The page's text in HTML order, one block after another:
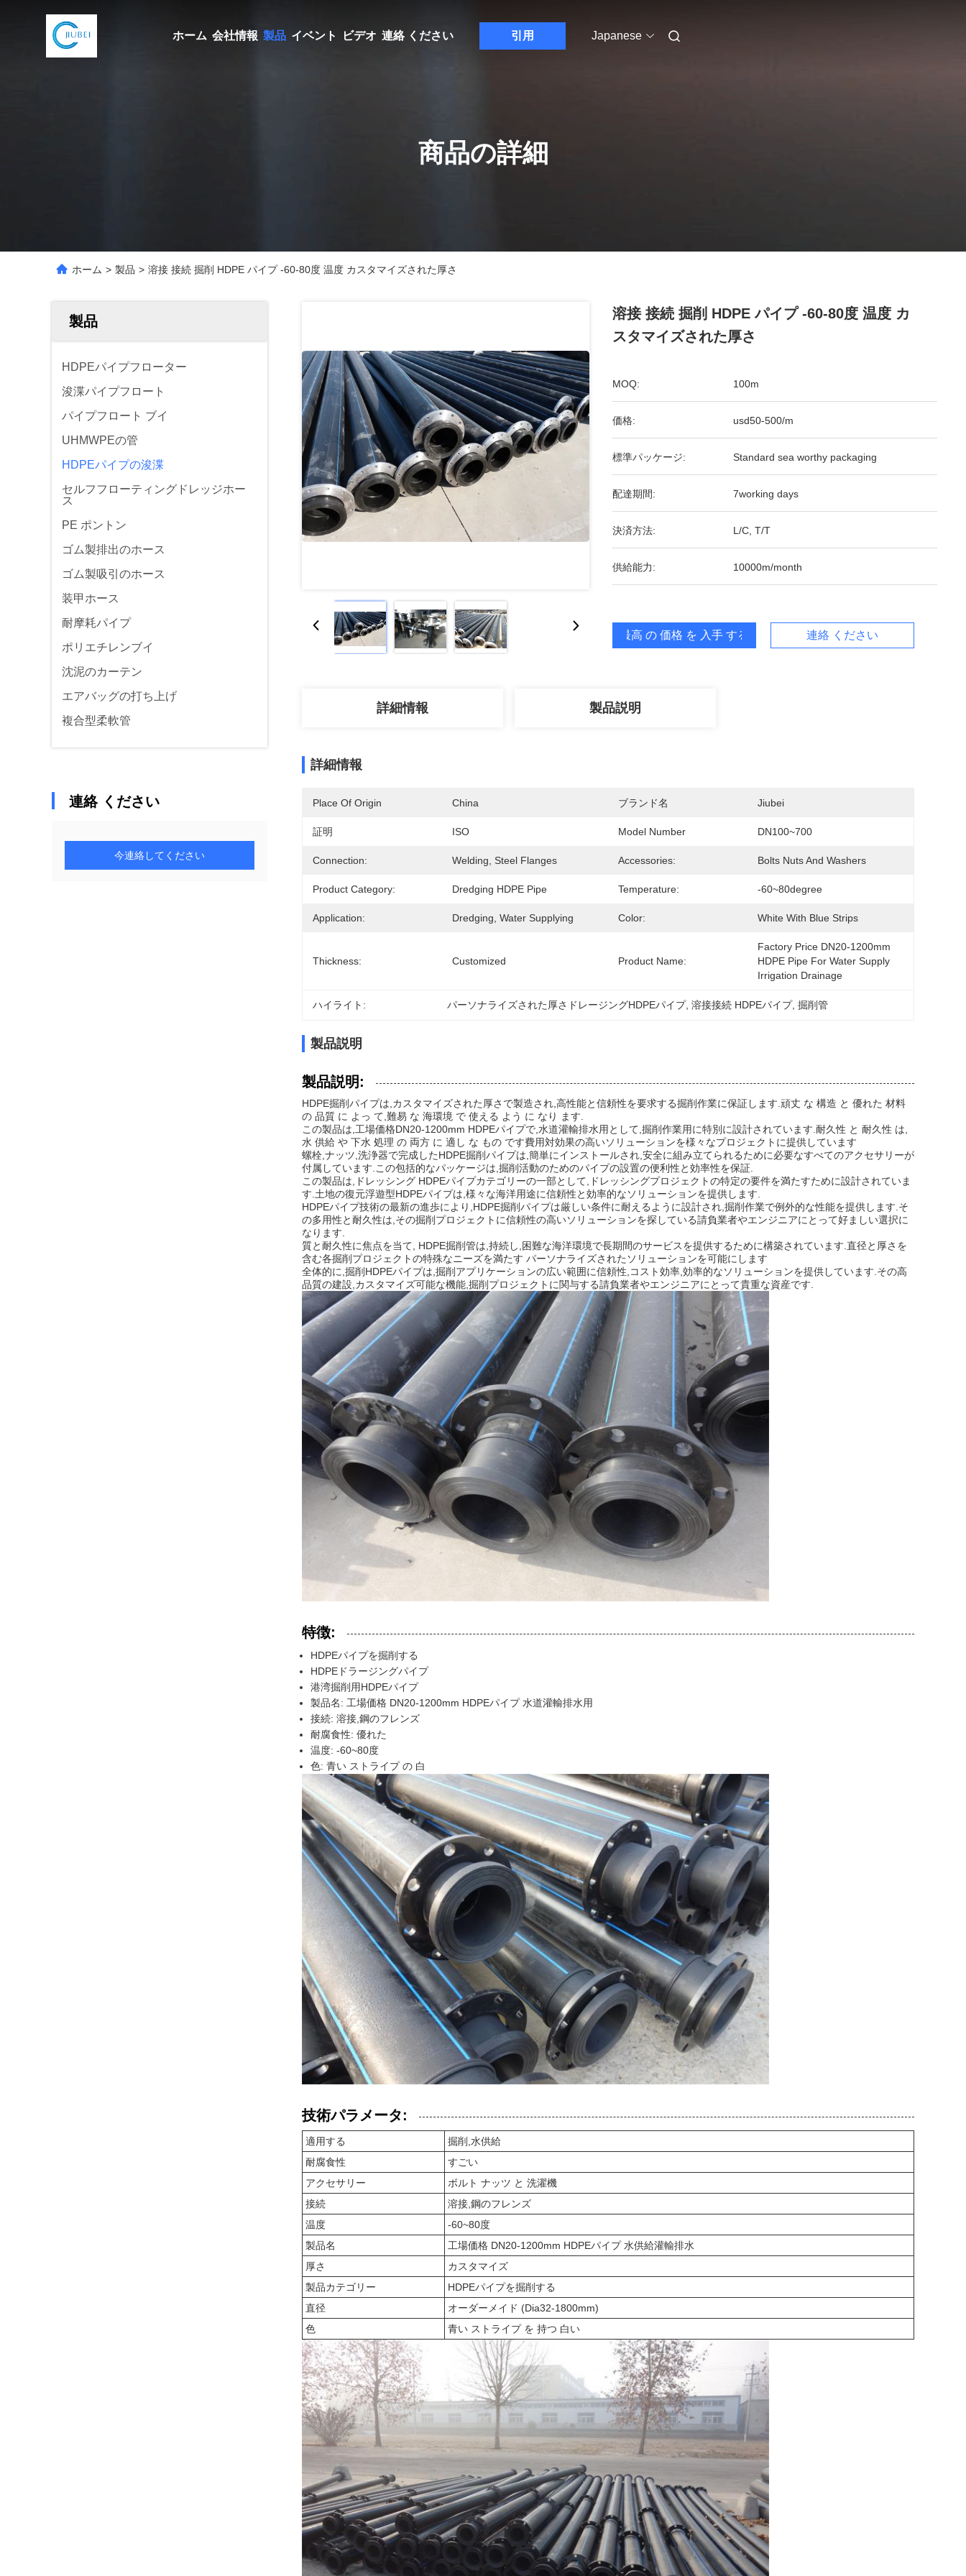
ホーム 会社情報 製品 イベント ビデオ 連絡 ください 引用 Japanese
商品の詳細
ホーム > 製品 > 溶接 接続 掘削 HDPE パイプ -60-80度 温度 カスタマイズされた厚さ
製品
HDPEパイプフローター
浚渫パイプフロート
パイプフロート ブイ
UHMWPEの管
HDPEパイプの浚渫
セルフフローティングドレッジホー
ス
PE ポントン
ゴム製排出のホース
ゴム製吸引のホース
装甲ホース
耐摩耗パイプ
ポリエチレンブイ
沈泥のカーテン
エアバッグの打ち上げ
複合型柔軟管
連絡 ください
今連絡してください
溶接 接続 掘削 HDPE パイプ -60-80度 温度 カ
スタマイズされた厚さ
MOQ: 100m
価格: usd50-500/m
標準パッケージ: Standard sea worthy packaging
配達期間: 7working days
決済方法: L/C, T/T
供給能力: 10000m/month
最高 の 価格 を 入手 する 連絡 ください
詳細情報 製品説明
詳細情報
Place Of Origin China ブランド名 Jiubei
証明 ISO Model Number DN100~700
Connection: Welding, Steel Flanges Accessories: Bolts Nuts And Washers
Product Category: Dredging HDPE Pipe Temperature: -60~80degree
Application: Dredging, Water Supplying Color: White With Blue Strips
Thickness: Customized Product Name:
Factory Price DN20-1200mm
HDPE Pipe For Water Supply
Irrigation Drainage
ハイライト: パーソナライズされた厚さドレージングHDPEパイプ, 溶接接続 HDPEパイプ, 掘削管
製品説明
製品説明:
HDPE掘削パイプは,カスタマイズされた厚さで製造され,高性能と信頼性を要求する掘削作業に保証します.頑丈 な 構造 と 優れた 材料
の 品質 に よっ て,難易 な 海環境 で 使える よう に なり ます.
この製品は,工場価格DN20-1200mm HDPEパイプで,水道灌輸排水用として,掘削作業用に特別に設計されています.耐久性 と 耐久性 は,
水 供給 や 下水 処理 の 両方 に 適し な もの です費用対効果の高いソリューションを様々なプロジェクトに提供しています
螺栓,ナッツ,洗浄器で完成したHDPE掘削パイプは,簡単にインストールされ,安全に組み立てられるために必要なすべてのアクセサリーが
付属しています.この包括的なパッケージは,掘削活動のためのパイプの設置の便利性と効率性を保証.
この製品は,ドレッシング HDPEパイプカテゴリーの一部として,ドレッシングプロジェクトの特定の要件を満たすために設計されていま
す.土地の復元浮遊型HDPEパイプは,様々な海洋用途に信頼性と効率的なソリューションを提供します.
HDPEパイプ技術の最新の進歩により,HDPE掘削パイプは厳しい条件に耐えるように設計され,掘削作業で例外的な性能を提供します.そ
の多用性と耐久性は,その掘削プロジェクトに信頼性の高いソリューションを探している請負業者やエンジニアにとって好ましい選択に
なります.
質と耐久性に焦点を当て, HDPE掘削管は,持続し,困難な海洋環境で長期間のサービスを提供するために構築されています.直径と厚さを
含む各掘削プロジェクトの特殊なニーズを満たす パーソナライズされたソリューションを可能にします
全体的に,掘削HDPEパイプは,掘削アプリケーションの広い範囲に信頼性,コスト効率,効率的なソリューションを提供しています.その高
品質の建設,カスタマイズ可能な機能,掘削プロジェクトに関与する請負業者やエンジニアにとって貴重な資産です.
特徴:
HDPEパイプを掘削する
HDPEドラージングパイプ
港湾掘削用HDPEパイプ
製品名: 工場価格 DN20-1200mm HDPEパイプ 水道灌輸排水用
接続: 溶接,鋼のフレンズ
耐腐食性: 優れた
温度: -60~80度
色: 青い ストライプ の 白
技術パラメータ:
適用する
掘削,水供給
耐腐食性
すごい
アクセサリー
ボルト ナッツ と 洗濯機
接続
溶接,鋼のフレンズ
温度
-60~80度
製品名
工場価格 DN20-1200mm HDPEパイプ 水供給灌輸排水
厚さ
カスタマイズ
製品カテゴリー
HDPEパイプを掘削する
直径
オーダーメイド (Dia32-1800mm)
色
青い ストライプ を 持つ 白い